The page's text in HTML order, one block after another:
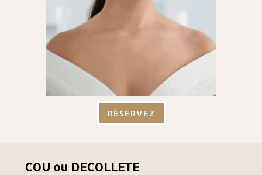
RÉSERVEZ
COU ou DECOLLETE